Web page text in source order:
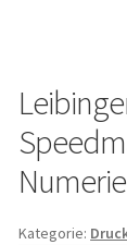
Kategorie: